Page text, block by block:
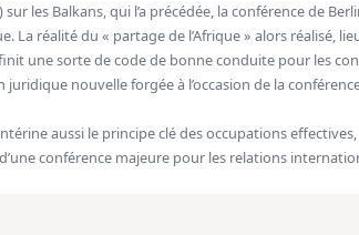
les Balkans, qui l’a précédée, la conférence de
La réalité du « partage de l’Afrique » alors réalisé,
une sorte de code de bonne conduite pour les
nouvelle forgée à l’occasion de la
aussi le principe clé des occupations
conférence majeure pour les relations